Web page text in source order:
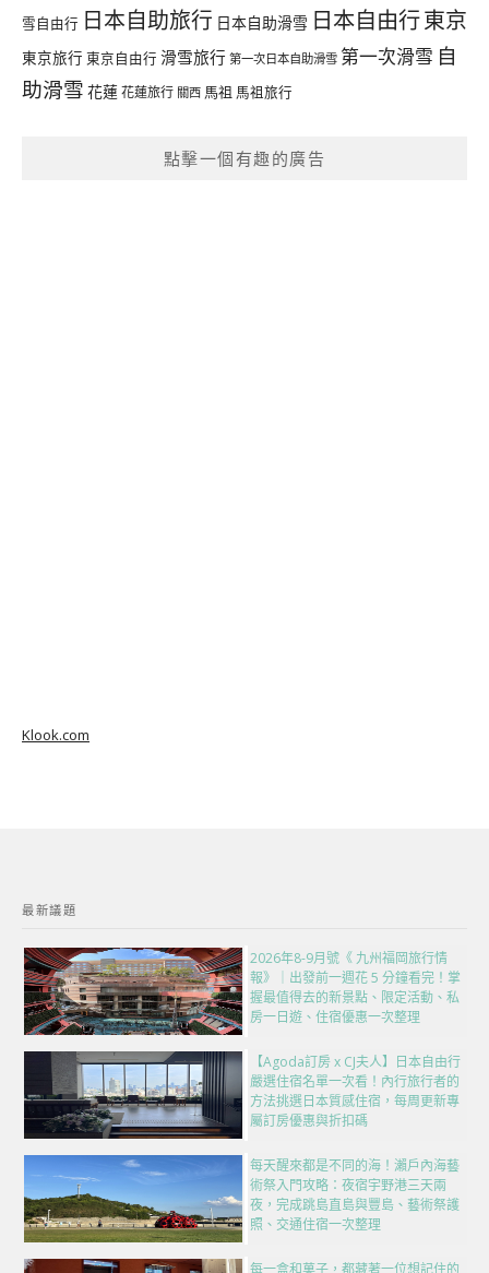
雪自由行 日本自助旅行 日本自助滑雪 日本自由行東京
東京旅行 東京自由行 滑雪旅行 第一次日本自助滑雪 第一次滑雪 自
助滑雪 花蓮花蓮旅行 關西 馬祖 馬祖旅行
點擊一個有趣的廣告
Klook.com
最新議題
2026年8-9月號《 九州福岡旅行情
報》｜出發前一週花 5 分鐘看完！掌
握最值得去的新景點、限定活動、私
房一日遊、住宿優惠一次整理
【Agoda訂房 x CJ夫人】日本自由行
嚴選住宿名單一次看！內行旅行者的
方法挑選日本質感住宿，每周更新專
屬訂房優惠與折扣碼
每天醒來都是不同的海！瀨戶內海藝
術祭入門攻略：夜宿宇野港三天兩
夜，完成跳島直島與豐島、藝術祭護
照、交通住宿一次整理
每一盒和菓子，都藏著一位想記住的